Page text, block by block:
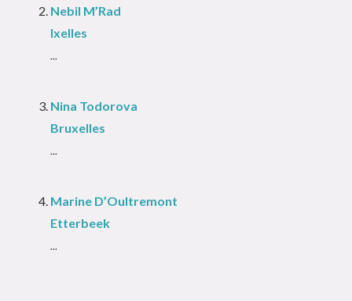
Nebil M’Rad
Ixelles
...
Nina Todorova
Bruxelles
...
Marine D’Oultremont
Etterbeek
...